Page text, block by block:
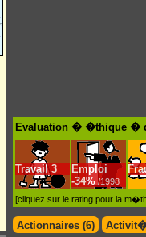
Evaluation � �thique �
Travail 3
Emploi
-34% /1998
[cliquez sur le rating pour la
Actionnaires (6)